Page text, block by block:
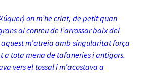
on m’he criat, de petit quan
al conreu de l’arrossar baix del
aquest m’atreia amb singularitat força
a tota mena de tafaneries i antigors.
vers el tossal i m’acostava a